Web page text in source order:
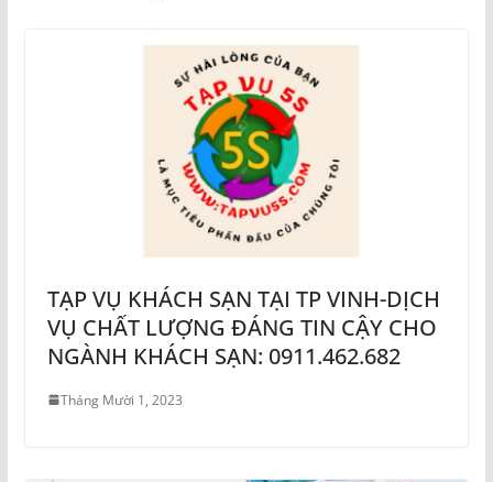
TẠP VỤ KHÁCH SẠN TẠI TP VINH-DỊCH
VỤ CHẤT LƯỢNG ĐÁNG TIN CẬY CHO
NGÀNH KHÁCH SẠN: 0911.462.682
Tháng Mười 1, 2023